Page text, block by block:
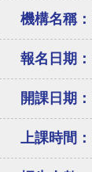
機構名稱：
報名日期：
開課日期：
上課時間：